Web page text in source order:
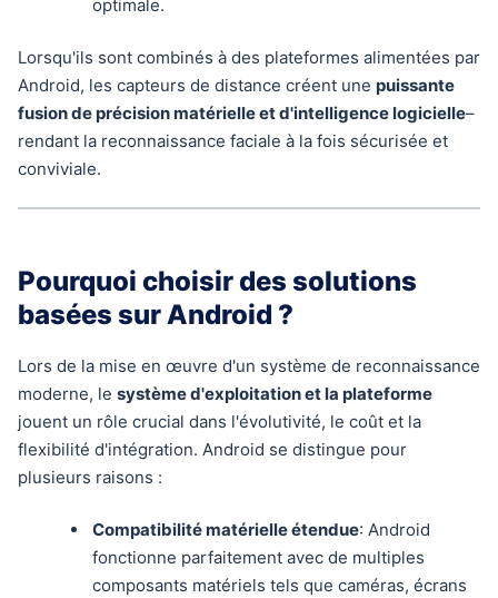
optimale.
Lorsqu'ils sont combinés à des plateformes alimentées par
Android, les capteurs de distance créent une puissante
fusion de précision matérielle et d'intelligence logicielle–
rendant la reconnaissance faciale à la fois sécurisée et
conviviale.
Pourquoi choisir des solutions
basées sur Android ?
Lors de la mise en œuvre d'un système de reconnaissance
moderne, le système d'exploitation et la plateforme
jouent un rôle crucial dans l'évolutivité, le coût et la
flexibilité d'intégration. Android se distingue pour
plusieurs raisons :
Compatibilité matérielle étendue: Android
fonctionne parfaitement avec de multiples
composants matériels tels que caméras, écrans